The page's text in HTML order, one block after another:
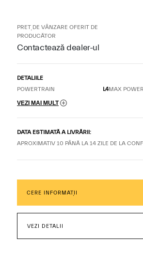
PREȚ DE VÂNZARE OFERIT DE
PRODUCĂTOR
Contactează dealer-ul
DETALIILE
POWERTRAIN
L4MAX POWER
VEZI MAI MULT
DATA ESTIMATĂ A LIVRĂRII:
APROXIMATIV 10 PÂNĂ LA 14 ZILE DE LA
CERE INFORMAȚII
VEZI DETALII